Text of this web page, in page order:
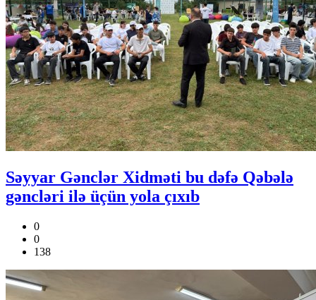
Səyyar Gənclər Xidməti bu dəfə Qəbələ
gəncləri ilə üçün yola çıxıb
0
0
138